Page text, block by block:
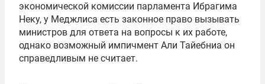
экономической комиссии парламента Ибрагима
Неку, у Меджлиса есть законное право вызывать
министров для ответа на вопросы к их работе,
однако возможный импичмент Али Тайебниа он
справедливым не считает.